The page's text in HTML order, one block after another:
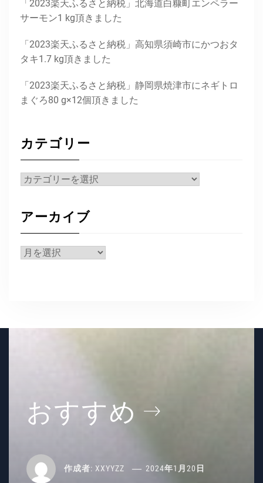
「2023楽天ふるさと納税」北海道白糠町エンペラー
サーモン1 kg頂きました
「2023楽天ふるさと納税」高知県須崎市にかつおタ
タキ1.7 kg頂きました
「2023楽天ふるさと納税」静岡県焼津市にネギトロ
まぐろ80 g×12個頂きました
カテゴリー
カ
リ
アーカイブ
ア
おすすめ
作成者: XXYYZZ 2024年1月20日